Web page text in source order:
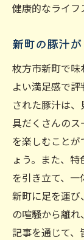
健康的なライフ
新町の豚汁
枚方市新町で
よい満足感で
された豚汁は、
具だくさんの
を楽しむこと
ょう。また、
を引き立て、一
新町に足を運
の喧騒から離
記事を通じて、